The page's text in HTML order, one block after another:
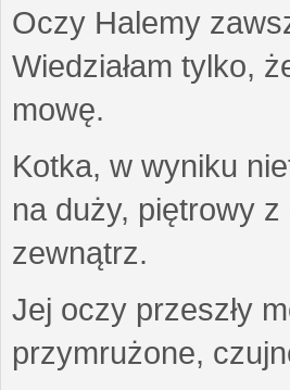
Oczy Halemy
Wiedziałam tylko,
mowę.
Kotka, w wyniku
na duży, piętrowy
zewnątrz.
Jej oczy przeszły
przymrużone,